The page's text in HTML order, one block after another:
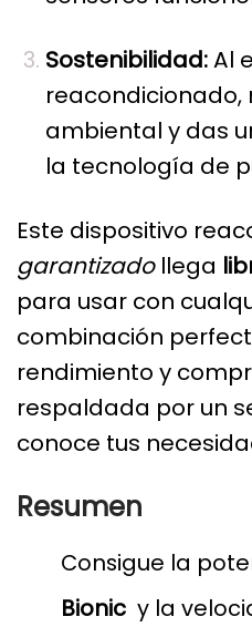
Sostenibilidad:Al
ambiental y das
la tecnología de
Este dispositivo
garantizadollega
para usar con
combinación
rendimiento y
respaldada por un
conoce tus
Resumen
Consigue la
Bionic y la